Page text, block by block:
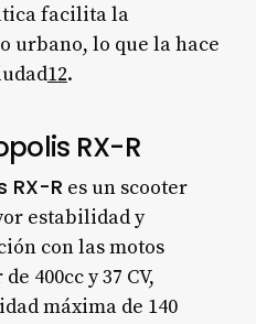
facilita la
urbano, lo que la hace
12.
RX-R
RX-R es un scooter
estabilidad y
con las motos
400cc y 37 CV,
máxima de 140